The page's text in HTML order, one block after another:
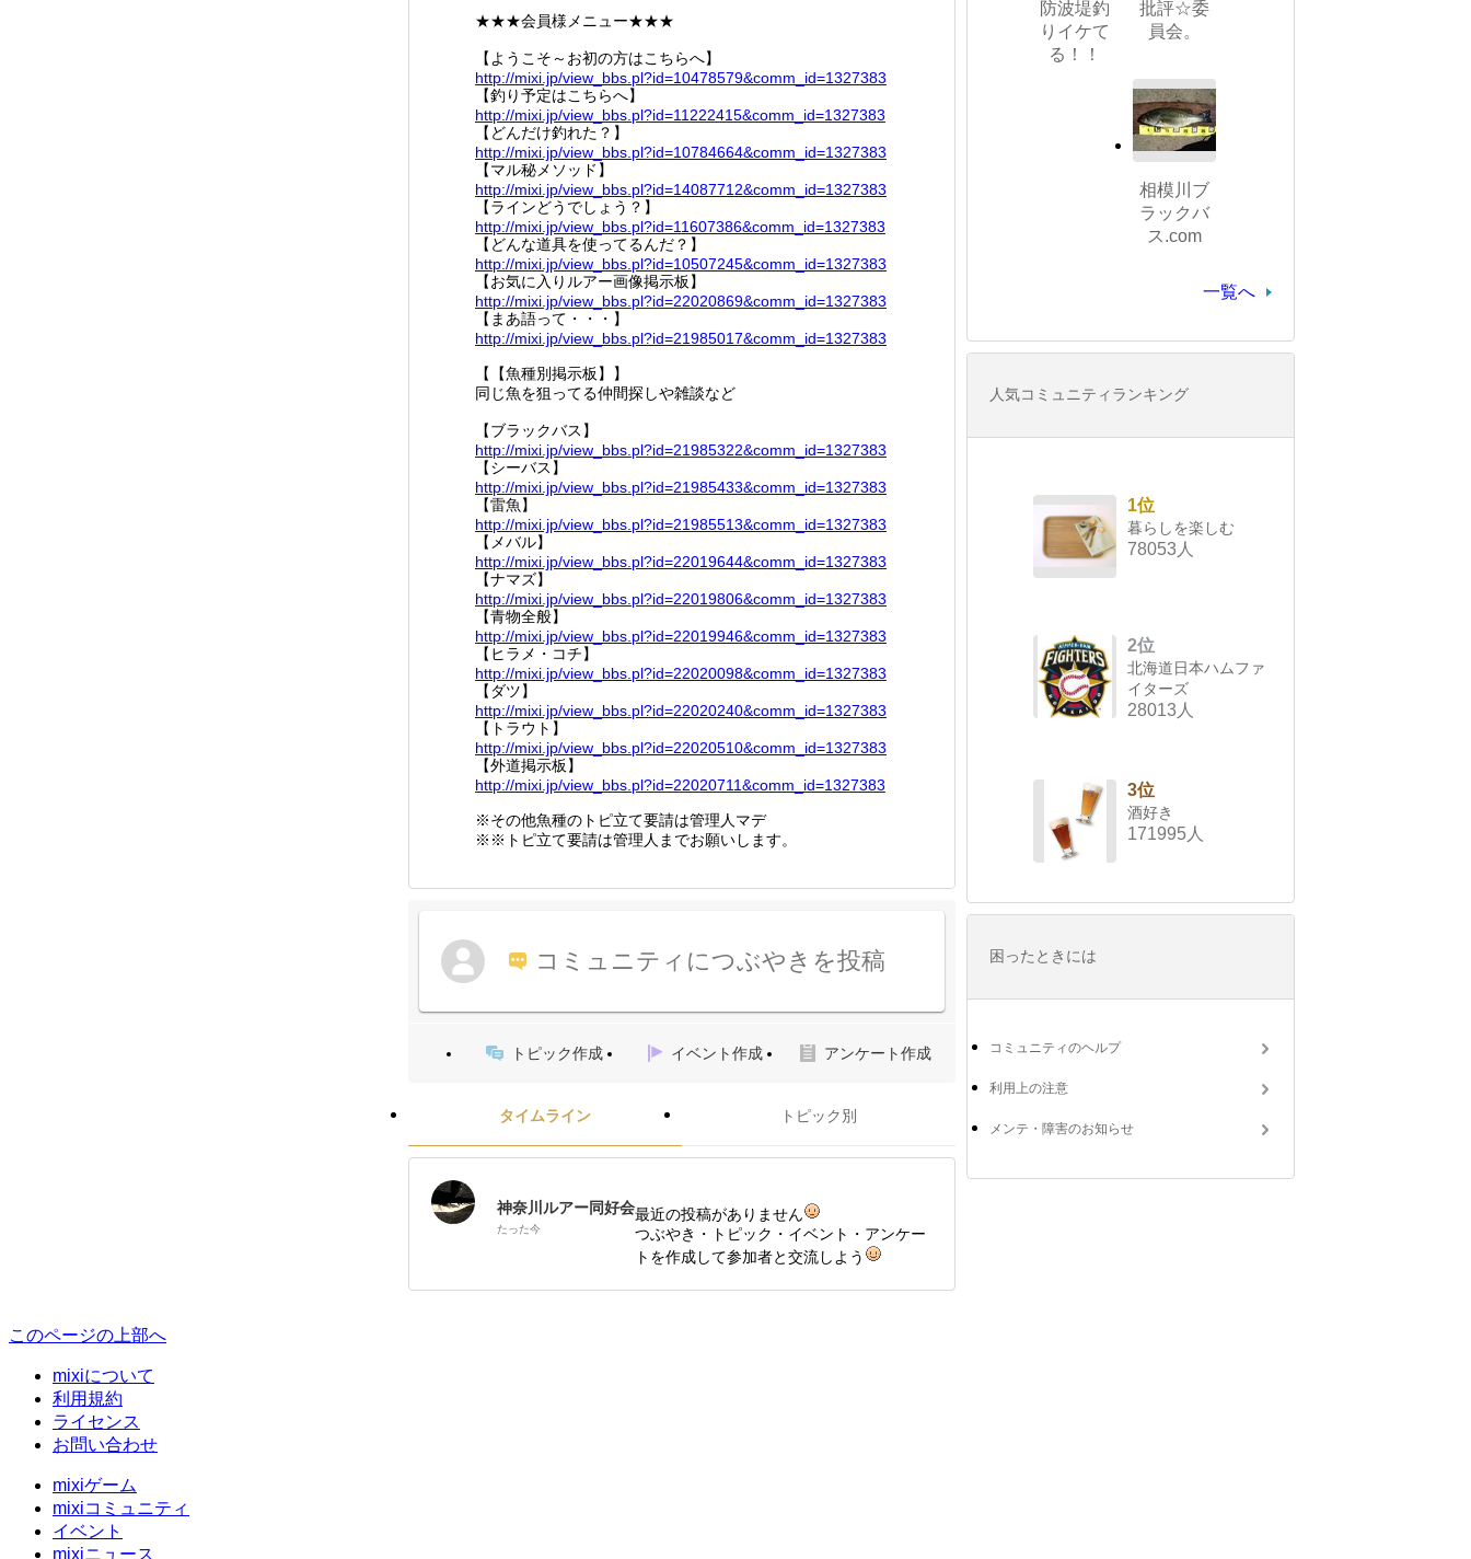
★★★会員様メニュー★★★
【ようこそ～お初の方はこちらへ】
http://mixi.jp/view_bbs.pl?id=10478579&comm_id=1327383
【釣り予定はこちらへ】
http://mixi.jp/view_bbs.pl?id=11222415&comm_id=1327383
【どんだけ釣れた？】
http://mixi.jp/view_bbs.pl?id=10784664&comm_id=1327383
【マル秘メソッド】
http://mixi.jp/view_bbs.pl?id=14087712&comm_id=1327383
【ラインどうでしょう？】
http://mixi.jp/view_bbs.pl?id=11607386&comm_id=1327383
【どんな道具を使ってるんだ？】
http://mixi.jp/view_bbs.pl?id=10507245&comm_id=1327383
【お気に入りルアー画像掲示板】
http://mixi.jp/view_bbs.pl?id=22020869&comm_id=1327383
【まあ語って・・・】
http://mixi.jp/view_bbs.pl?id=21985017&comm_id=1327383
【【魚種別掲示板】】
同じ魚を狙ってる仲間探しや雑談など
【ブラックバス】
http://mixi.jp/view_bbs.pl?id=21985322&comm_id=1327383
【シーバス】
http://mixi.jp/view_bbs.pl?id=21985433&comm_id=1327383
【雷魚】
http://mixi.jp/view_bbs.pl?id=21985513&comm_id=1327383
【メバル】
http://mixi.jp/view_bbs.pl?id=22019644&comm_id=1327383
【ナマズ】
http://mixi.jp/view_bbs.pl?id=22019806&comm_id=1327383
【青物全般】
http://mixi.jp/view_bbs.pl?id=22019946&comm_id=1327383
【ヒラメ・コチ】
http://mixi.jp/view_bbs.pl?id=22020098&comm_id=1327383
【ダツ】
http://mixi.jp/view_bbs.pl?id=22020240&comm_id=1327383
【トラウト】
http://mixi.jp/view_bbs.pl?id=22020510&comm_id=1327383
【外道掲示板】
http://mixi.jp/view_bbs.pl?id=22020711&comm_id=1327383
※その他魚種のトピ立て要請は管理人マデ
※※トピ立て要請は管理人までお願いします。
コミュニティにつぶやきを投稿
トピック作成 イベント作成 アンケート作成
タイムライン トピック別
神奈川ルアー同好会
たった今
最近の投稿がありません
つぶやき・トピック・イベント・アンケー
トを作成して参加者と交流しよう
防波堤釣
りイケて
る！！
批評☆委
員会。
相模川ブ
ラックバ
ス.com
一覧へ
人気コミュニティランキング
1位
暮らしを楽しむ
78053人
2位
北海道日本ハムファ
イターズ
28013人
3位
酒好き
171995人
困ったときには
コミュニティのヘルプ
利用上の注意
メンテ・障害のお知らせ
このページの上部へ
mixiについて
利用規約
ライセンス
お問い合わせ
mixiゲーム
mixiコミュニティ
イベント
mixiニュース